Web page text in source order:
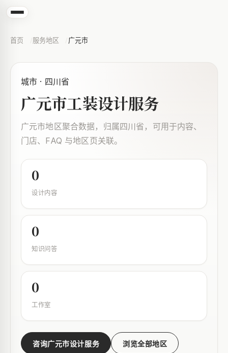
首页 服务地区 广元市
城市 · 四川省
广元市工装设计服务
广元市地区聚合数据，归属四川省，可用于内容、
门店、FAQ 与地区页关联。
0
设计内容
0
知识问答
0
工作室
咨询广元市设计服务 浏览全部地区